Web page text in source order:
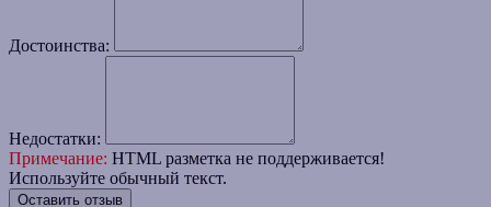
Достоинства:
Недостатки:
Примечание: HTML разметка не поддерживается!
Используйте обычный текст.
Оставить отзыв